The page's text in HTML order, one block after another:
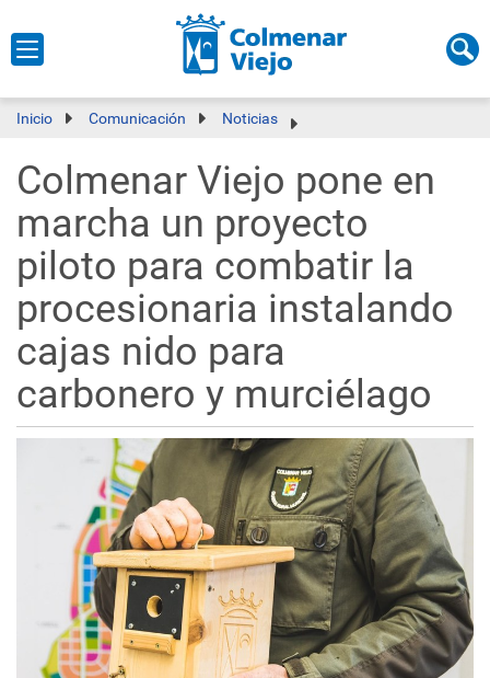
Inicio Comunicación Noticias
Colmenar Viejo pone en
marcha un proyecto
piloto para combatir la
procesionaria instalando
cajas nido para
carbonero y murciélago